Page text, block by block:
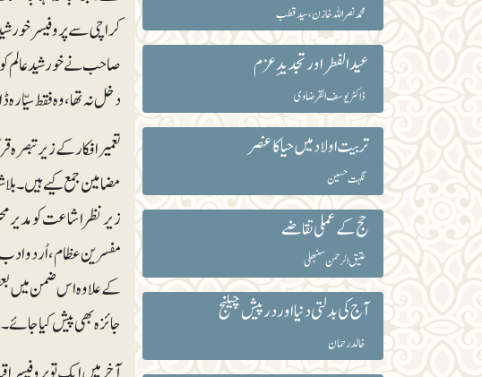
محمد نصراللہ خازن، سید قطب
عیدالفطر اور تجدیدِ عزم
ڈاکٹر یوسف القرضاوی
تربیت اولاد میں حیا کا عنصر
نگہت حسین
حج کے عملی تقاضے
عتیق الرحمن سنبھلی
آج کی بدلتی دنیا اور درپیش چیلنج
خالد رحمان
کراچی سے پروفیسر
دخل نہ تھا، وہ فقط
تعمیرافکار کے
مضامین جمع کیے ہیں۔
زیرنظر اشاعت کو
مفسرین عظام، اُردو ادب
کے علاوہ اس ضمن میں
جائزہ بھی پیش کیا